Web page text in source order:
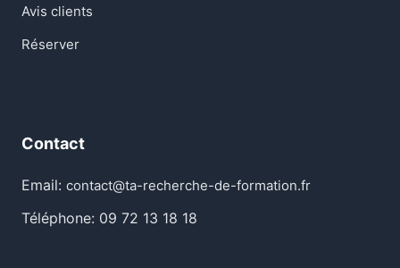
Avis clients
Réserver
Contact
Email: contact@ta-recherche-de-formation.fr
Téléphone: 09 72 13 18 18